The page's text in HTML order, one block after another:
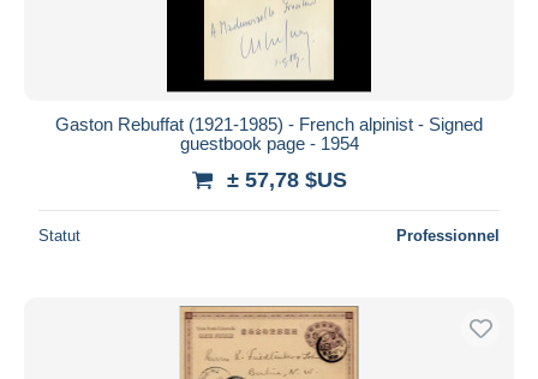
Gaston Rebuffat (1921-1985) - French alpinist - Signed
guestbook page - 1954
± 57,78 $US
Statut Professionnel